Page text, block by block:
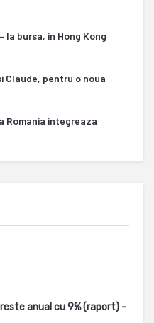
la bursa, in Hong Kong
Claude, pentru o noua
Romania integreaza
anual cu 9% (raport) -